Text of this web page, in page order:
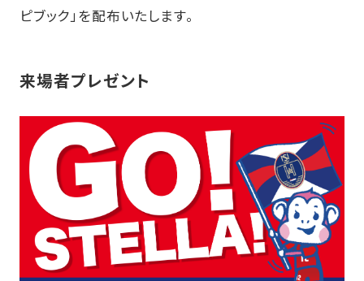
ピブック」を配布いたします。
来場者プレゼント